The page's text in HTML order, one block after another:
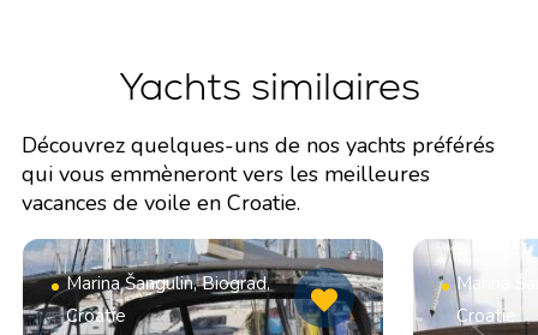
Yachts similaires
Découvrez quelques-uns de nos yachts préférés
qui vous emmèneront vers les meilleures
vacances de voile en Croatie.
Marina Šangulin, Biograd,
Croatie
Marina
Croatie